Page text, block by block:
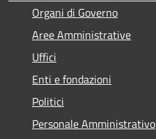
Organi di Governo
Aree Amministrative
Uffici
Enti e fondazioni
Politici
Personale Amministrativo